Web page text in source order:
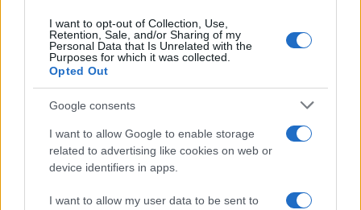
I want to opt-out of Collection, Use,
Retention, Sale, and/or Sharing of my
Personal Data that Is Unrelated with the
Purposes for which it was collected.
Opted Out
Google consents
I want to allow Google to enable storage
related to advertising like cookies on web or
device identifiers in apps.
I want to allow my user data to be sent to
LIFESTYLE